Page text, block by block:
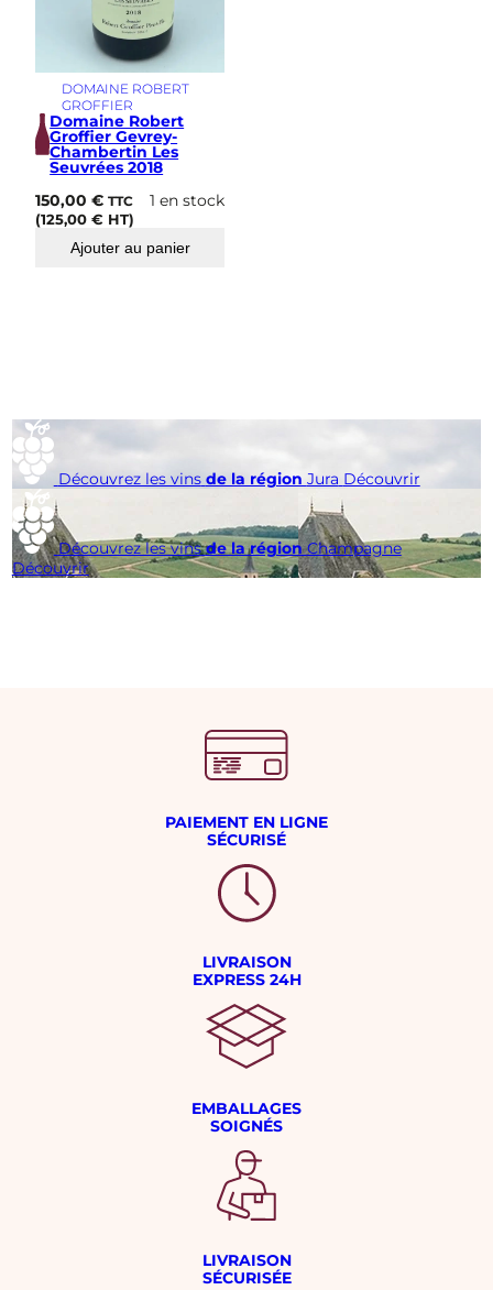
DOMAINE ROBERT
GROFFIER
Domaine Robert
Groffier Gevrey-
Chambertin Les
Seuvrées 2018
150,00€ TTC
(125,00€ HT)
1 en stock
Ajouter au panier
Découvrez les vins de la région Jura Découvrir
Découvrez les vins de la régionChampagne
Découvrir
PAIEMENT EN LIGNE
SÉCURISÉ
LIVRAISON
EXPRESS 24H
EMBALLAGES
SOIGNÉS
LIVRAISON
SÉCURISÉE